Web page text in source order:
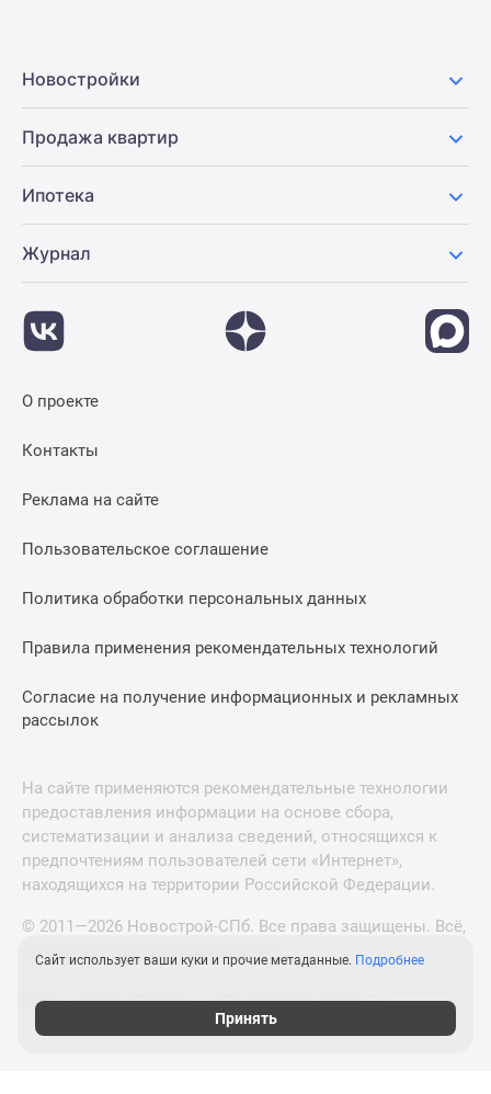
Новостройки
Продажа квартир
Ипотека
Журнал
О проекте
Контакты
Реклама на сайте
Пользовательское соглашение
Политика обработки персональных данных
Правила применения рекомендательных технологий
Согласие на получение информационных и рекламных
рассылок
На сайте применяются рекомендательные технологии
предоставления информации на основе сбора,
систематизации и анализа сведений, относящихся к
предпочтениям пользователей сети «Интернет»,
находящихся на территории Российской Федерации.
© 2011—2026 Новострой-СПб. Все права защищены. Всё,
что нужно знать о новостройках
Новостройки Москвы и Московской области
Сайт использует ваши куки и прочие метаданные. Подробнее
Принять